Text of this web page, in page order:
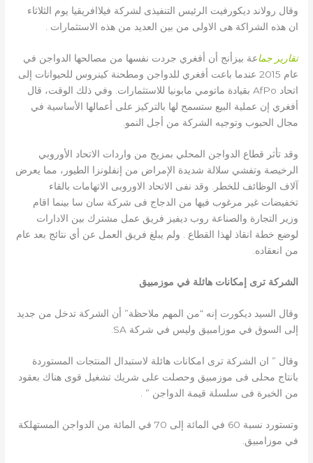
وقال رولاند ديكورفيت الرئيس التنفيذى لشركة فيلاافريقيا يوم الثلاثاء
ان هذه الشراكة هى الاولى من بين العديد من هذه الاستثمارات .
تقارير جماعة بيزأنج أن أفغري جردت نفسها من مصالحها الدواجن في
عام 2015 عندما باعت أفغري للدواجن ومطحنة كينروس للحيوانات إلى
اتحاد AfPo بقيادة ماتومي مابونيا للاستثمارات. وفي ذلك الوقت، قال
أفغري إن عملية البيع ستسمح لها بالتركيز على أعمالها الأساسية في
مجال الحبوب وتوجيه الشركة من أجل النمو.
وقد تأثر قطاع الدواجن المحلي بمزيج من واردات الاتحاد الأوروبي
الرخيصة وتفشي سلالة شديدة الإمراض من إنفلونزا الطيور، مما يعرض
آلاف الوظائف للخطر. وقد نفى الاتحاد الاوروبى الاتهامات بالقاء
تخفيضات غير مرغوب فيها من الدجاج فى شركة سان سا بينما اقام
وزير التجارة والصناعة روب ديفيز فريق عمل مشترك بين الادارات
لوضع خطة انقاذ لهذا القطاع . ولم يبلغ فريق العمل عن أي نتائج بعد عام
من انعقاده.
الشركة ترى إمكانات هائلة في موزمبيق
وقال السيد ديكورت إنه “من المهم ملاحظة” أن الشركة تدخل من جديد
إلى السوق في موزامبيق وليس في شركة SA.
وقال ” ان الشركة ترى امكانات هائلة لاستبدال المنتجات المستوردة
بانتاج محلى فى موزمبيق وحصلت على شريك تشغيل قوى هناك بعقود
من الخبرة فى سلسلة قيمة الدواجن ” .
وتستورد نسبة 60 في المائة إلى 70 في المائة من الدواجن المستهلكة
في موزامبيق.